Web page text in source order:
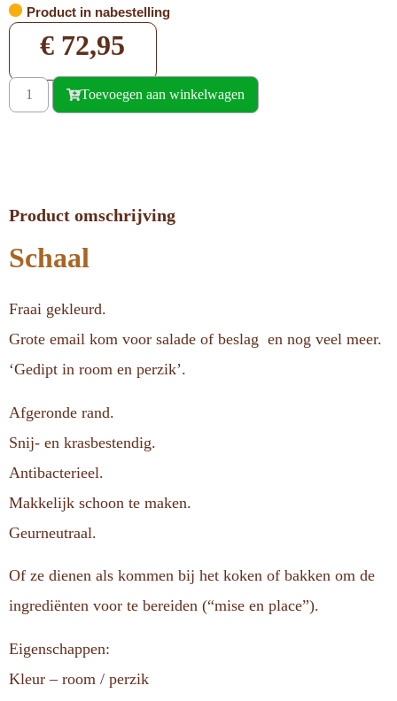
Product in nabestelling
€ 72,95
Toevoegen aan winkelwagen
Product omschrijving
Schaal
Fraai gekleurd.
Grote email kom voor salade of beslag en nog veel meer.
‘Gedipt in room en perzik’.
Afgeronde rand.
Snij- en krasbestendig.
Antibacterieel.
Makkelijk schoon te maken.
Geurneutraal.
Of ze dienen als kommen bij het koken of bakken om de
ingrediënten voor te bereiden (“mise en place”).
Eigenschappen:
Kleur – room / perzik